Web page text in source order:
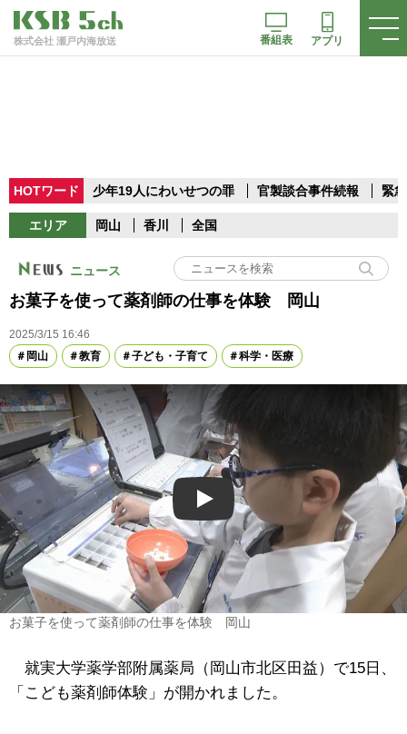
株式会社 瀬戸内海放送 番組表 アプリ
HOTワード 少年19人にわいせつの罪 官製談合事件続報 緊
エリア 岡山 香川 全国
ニュース
お菓子を使って薬剤師の仕事を体験 岡山
2025/3/15 16:46
岡山
教育 子ども・子育て 科学・医療
Play
お菓子を使って薬剤師の仕事を体験 岡山
就実大学薬学部附属薬局（岡山市北区田益）で15日、
「こども薬剤師体験」が開かれました。